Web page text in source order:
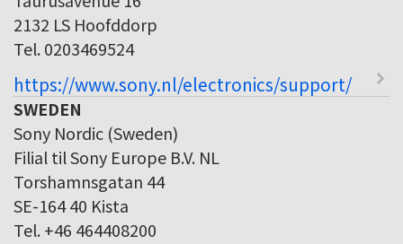
2132 LS Hoofddorp
Tel. 0203469524
https://www.sony.nl/electronics/support/
SWEDEN
Sony Nordic (Sweden)
Filial til Sony Europe B.V. NL
Torshamnsgatan 44
SE-164 40 Kista
Tel. +46 464408200